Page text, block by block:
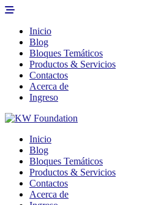
Inicio
Blog
Bloques Temáticos
Productos & Servicios
Contactos
Acerca de
Ingreso
Inicio
Blog
Bloques Temáticos
Productos & Servicios
Contactos
Acerca de